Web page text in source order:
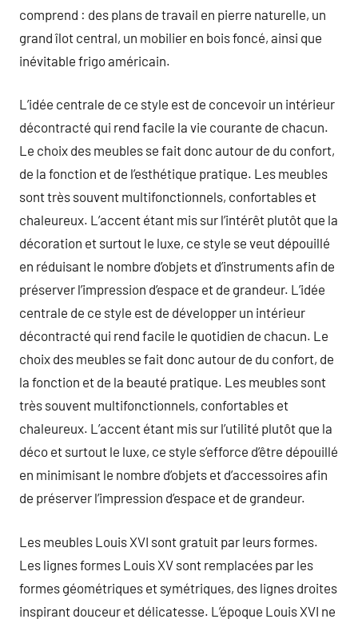
comprend : des plans de travail en pierre naturelle, un
grand îlot central, un mobilier en bois foncé, ainsi que
inévitable frigo américain.
L’idée centrale de ce style est de concevoir un intérieur
décontracté qui rend facile la vie courante de chacun.
Le choix des meubles se fait donc autour de du confort,
de la fonction et de l’esthétique pratique. Les meubles
sont très souvent multifonctionnels, confortables et
chaleureux. L’accent étant mis sur l’intérêt plutôt que la
décoration et surtout le luxe, ce style se veut dépouillé
en réduisant le nombre d’objets et d’instruments afin de
préserver l’impression d’espace et de grandeur. L’idée
centrale de ce style est de développer un intérieur
décontracté qui rend facile le quotidien de chacun. Le
choix des meubles se fait donc autour de du confort, de
la fonction et de la beauté pratique. Les meubles sont
très souvent multifonctionnels, confortables et
chaleureux. L’accent étant mis sur l’utilité plutôt que la
déco et surtout le luxe, ce style s’efforce d’être dépouillé
en minimisant le nombre d’objets et d’accessoires afin
de préserver l’impression d’espace et de grandeur.
Les meubles Louis XVI sont gratuit par leurs formes.
Les lignes formes Louis XV sont remplacées par les
formes géométriques et symétriques, des lignes droites
inspirant douceur et délicatesse. L’époque Louis XVI ne